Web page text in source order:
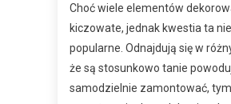
Choć wiele elementów
kiczowate, jednak kwestia ta
popularne. Odnajdują się w
że są stosunkowo tanie
samodzielnie zamontować,